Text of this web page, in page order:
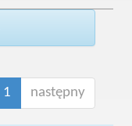
1 następny